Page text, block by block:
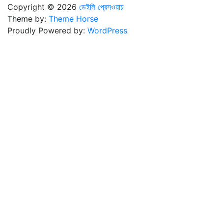
Copyright © 2026 ডেইলি প্রেসওয়াচ
Theme by: Theme Horse
Proudly Powered by: WordPress